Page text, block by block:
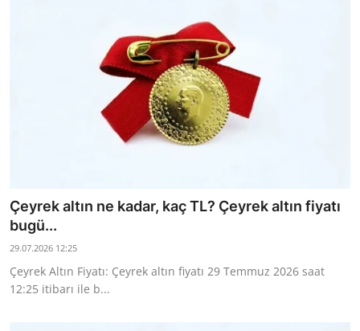
Çeyrek altın ne kadar, kaç TL? Çeyrek altın fiyatı
bugü...
29.07.2026 12:25
Çeyrek Altın Fiyatı: Çeyrek altın fiyatı 29 Temmuz 2026 saat
12:25 itibarı ile b...